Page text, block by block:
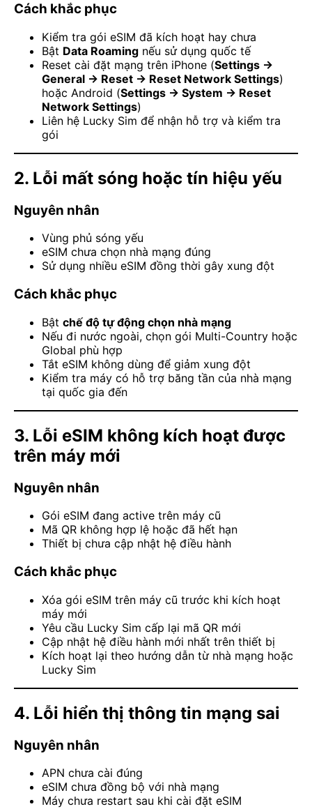
Cách khắc phục
Kiểm tra gói eSIM đã kích hoạt hay chưa
Bật Data Roaming nếu sử dụng quốc tế
Reset cài đặt mạng trên iPhone (Settings →
General → Reset → Reset Network Settings)
hoặc Android (Settings → System → Reset
Network Settings)
Liên hệ Lucky Sim để nhận hỗ trợ và kiểm tra
gói
2. Lỗi mất sóng hoặc tín hiệu yếu
Nguyên nhân
Vùng phủ sóng yếu
eSIM chưa chọn nhà mạng đúng
Sử dụng nhiều eSIM đồng thời gây xung đột
Cách khắc phục
Bật chế độ tự động chọn nhà mạng
Nếu đi nước ngoài, chọn gói Multi-Country hoặc
Global phù hợp
Tắt eSIM không dùng để giảm xung đột
Kiểm tra máy có hỗ trợ băng tần của nhà mạng
tại quốc gia đến
3. Lỗi eSIM không kích hoạt được
trên máy mới
Nguyên nhân
Gói eSIM đang active trên máy cũ
Mã QR không hợp lệ hoặc đã hết hạn
Thiết bị chưa cập nhật hệ điều hành
Cách khắc phục
Xóa gói eSIM trên máy cũ trước khi kích hoạt
máy mới
Yêu cầu Lucky Sim cấp lại mã QR mới
Cập nhật hệ điều hành mới nhất trên thiết bị
Kích hoạt lại theo hướng dẫn từ nhà mạng hoặc
Lucky Sim
4. Lỗi hiển thị thông tin mạng sai
Nguyên nhân
APN chưa cài đúng
eSIM chưa đồng bộ với nhà mạng
Máy chưa restart sau khi cài đặt eSIM